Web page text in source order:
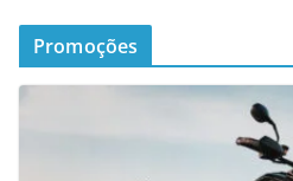
Promoções